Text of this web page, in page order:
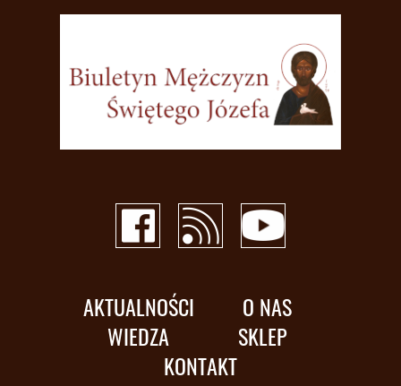
AKTUALNOŚCI
O NAS
WIEDZA
SKLEP
KONTAKT